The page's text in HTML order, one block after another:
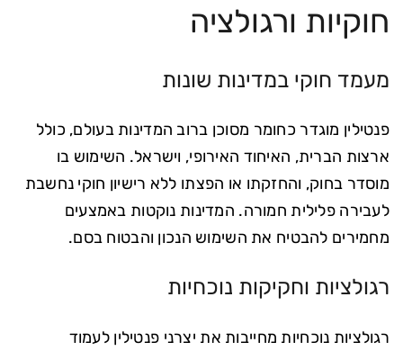
חוקיות ורגולציה
מעמד חוקי במדינות שונות
פנטילין מוגדר כחומר מסוכן ברוב המדינות בעולם, כולל
ארצות הברית, האיחוד האירופי, וישראל. השימוש בו
מוסדר בחוק, והחזקתו או הפצתו ללא רישיון חוקי נחשבת
לעבירה פלילית חמורה. המדינות נוקטות באמצעים
מחמירים להבטיח את השימוש הנכון והבטוח בסם.
רגולציות וחקיקות נוכחיות
רגולציות נוכחיות מחייבות את יצרני פנטילין לעמוד